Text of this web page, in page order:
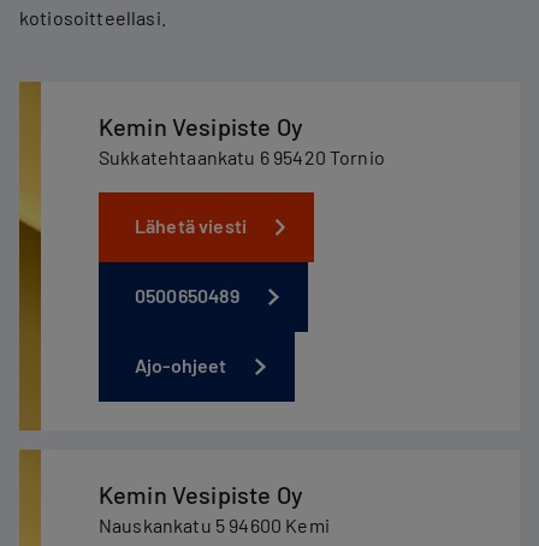
kotiosoitteellasi.
Kemin Vesipiste Oy
Sukkatehtaankatu 6 95420 Tornio
Lähetä viesti
0500650489
Ajo-ohjeet
Kemin Vesipiste Oy
Nauskankatu 5 94600 Kemi